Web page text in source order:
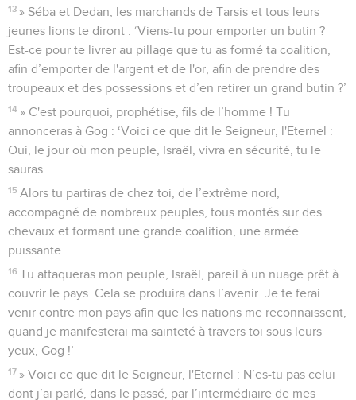
13 » Séba et Dedan, les marchands de Tarsis et tous leurs
jeunes lions te diront : ‘Viens-tu pour emporter un butin ?
Est-ce pour te livrer au pillage que tu as formé ta coalition,
afin d’emporter de l'argent et de l'or, afin de prendre des
troupeaux et des possessions et d’en retirer un grand butin ?’
14 » C'est pourquoi, prophétise, fils de l’homme ! Tu
annonceras à Gog : ‘Voici ce que dit le Seigneur, l'Eternel :
Oui, le jour où mon peuple, Israël, vivra en sécurité, tu le
sauras.
15 Alors tu partiras de chez toi, de l’extrême nord,
accompagné de nombreux peuples, tous montés sur des
chevaux et formant une grande coalition, une armée
puissante.
16 Tu attaqueras mon peuple, Israël, pareil à un nuage prêt à
couvrir le pays. Cela se produira dans l’avenir. Je te ferai
venir contre mon pays afin que les nations me reconnaissent,
quand je manifesterai ma sainteté à travers toi sous leurs
yeux, Gog !’
17 » Voici ce que dit le Seigneur, l'Eternel : N’es-tu pas celui
dont j’ai parlé, dans le passé, par l’intermédiaire de mes